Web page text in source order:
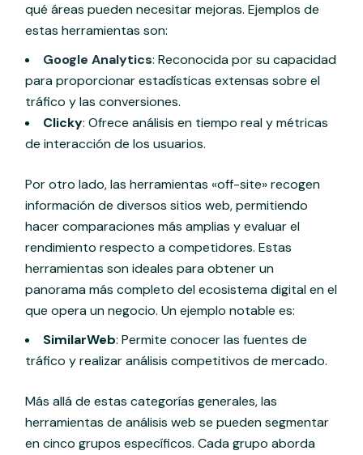
qué áreas pueden necesitar mejoras. Ejemplos de
estas herramientas son:
Google Analytics: Reconocida por su capacidad
para proporcionar estadísticas extensas sobre el
tráfico y las conversiones.
Clicky: Ofrece análisis en tiempo real y métricas
de interacción de los usuarios.
Por otro lado, las herramientas «off-site» recogen
información de diversos sitios web, permitiendo
hacer comparaciones más amplias y evaluar el
rendimiento respecto a competidores. Estas
herramientas son ideales para obtener un
panorama más completo del ecosistema digital en el
que opera un negocio. Un ejemplo notable es:
SimilarWeb: Permite conocer las fuentes de
tráfico y realizar análisis competitivos de mercado.
Más allá de estas categorías generales, las
herramientas de análisis web se pueden segmentar
en cinco grupos específicos. Cada grupo aborda